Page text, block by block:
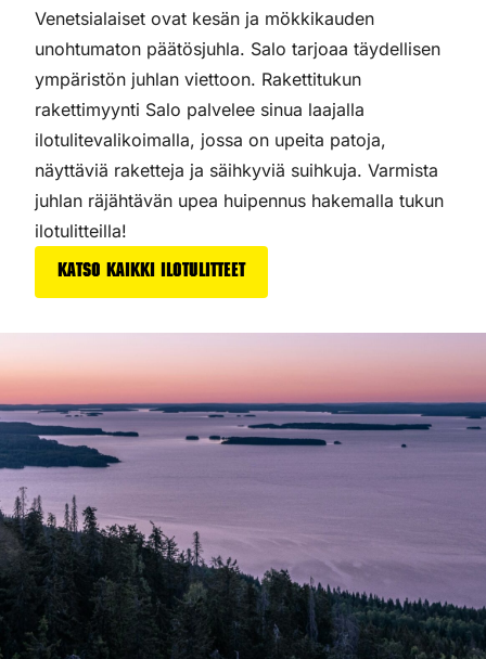
Venetsialaiset ovat kesän ja mökkikauden
unohtumaton päätösjuhla. Salo tarjoaa täydellisen
ympäristön juhlan viettoon. Rakettitukun
rakettimyynti Salo palvelee sinua laajalla
ilotulitevalikoimalla, jossa on upeita patoja,
näyttäviä raketteja ja säihkyviä suihkuja. Varmista
juhlan räjähtävän upea huipennus hakemalla tukun
ilotulitteilla!
Katso kaikki ilotulitteet